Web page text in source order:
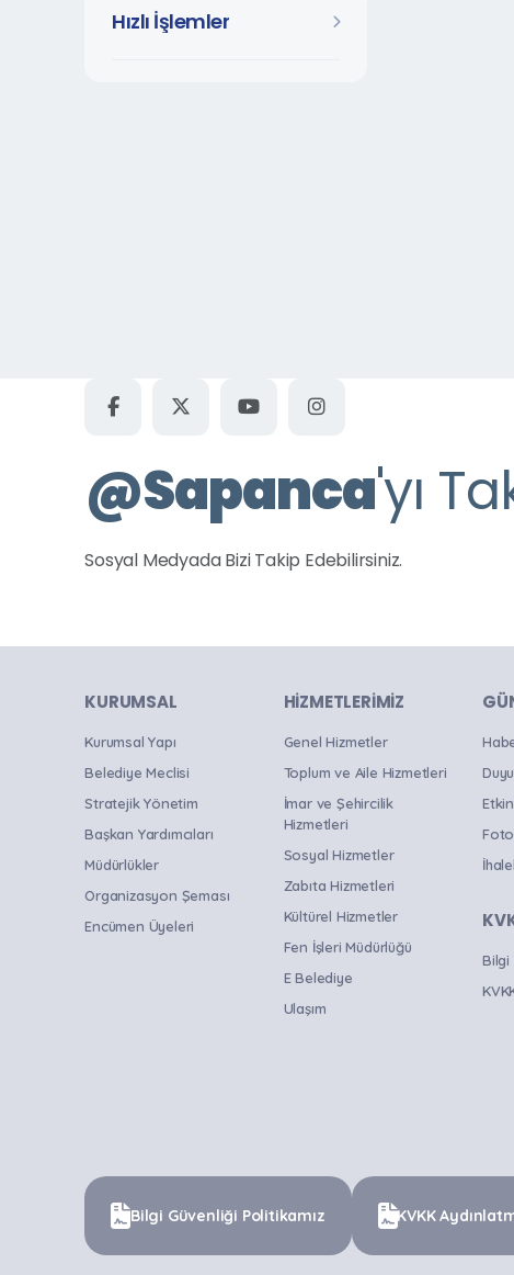
Kurtköy Dibektaş Mahallesi
Yanık Mahallesi
Tüm Parklar
Hızlı İşlemler
@Sapanca'yı
Sosyal Medyada Bizi Takip Edebilirsiniz.
KURUMSAL
Kurumsal Yapı
Belediye Meclisi
Stratejik Yönetim
Başkan Yardımcıları
Müdürlükler
Organizasyon Şeması
Encümen Üyeleri
HIZMETLERIMIZ
Genel Hizmetler
Toplum ve Aile Hizmetleri
İmar ve Şehircilik
Hizmetleri
Sosyal Hizmetler
Zabıta Hizmetleri
Kültürel Hizmetler
Fen İşleri Müdürlüğü
E Belediye
Ulaşım
Bilgi
Bilgi Güvenliği Politikamız KVKK